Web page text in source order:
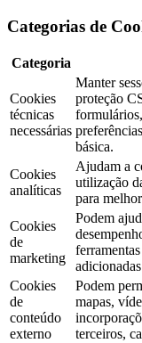
Categorias de
Categoria
Cookies
técnicas
necessárias
Manter
proteção
básica.
Cookies
analíticas
Ajudam a
utilização
para
Cookies
de
marketing
Podem
Cookies
de
conteúdo
externo
Podem
mapas,
terceiros,